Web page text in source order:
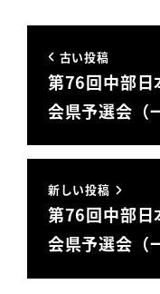
古い投稿
第76回中部日
会県予選会（
新しい投稿
第76回中部日
会県予選会（